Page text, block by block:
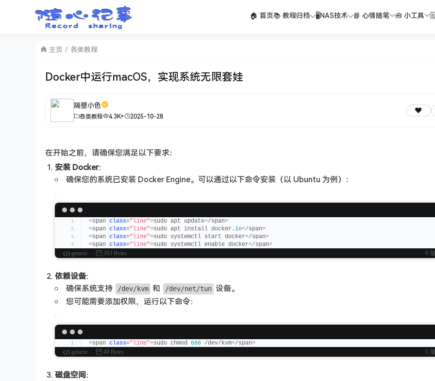
🏠 首页📚 教程归档 🖥️NAS技术 📘 心情随笔 🧰 小工具
主页 各类教程
Docker中运行macOS，实现系统无限套娃
隔壁小色
各类教程 4.3K+ 2025-10-28
在开始之前，请确保您满足以下要求：
安装 Docker：
确保您的系统已安装 Docker Engine。可以通过以下命令安装（以 Ubuntu 为例）：
<span class="line">sudo apt update</span>
<span class="line">sudo apt install docker.io</span>
<span class="line">sudo systemctl start docker</span>
<span class="line">sudo systemctl enable docker</span>
generic
203 Bytes ©
依赖设备：
确保系统支持
/dev/kvm 和 /dev/net/tun 设备。
您可能需要添加权限，运行以下命令：
<span class="line">sudo chmod 666 /dev/kvm</span>
generic
49 Bytes ©
磁盘空间：